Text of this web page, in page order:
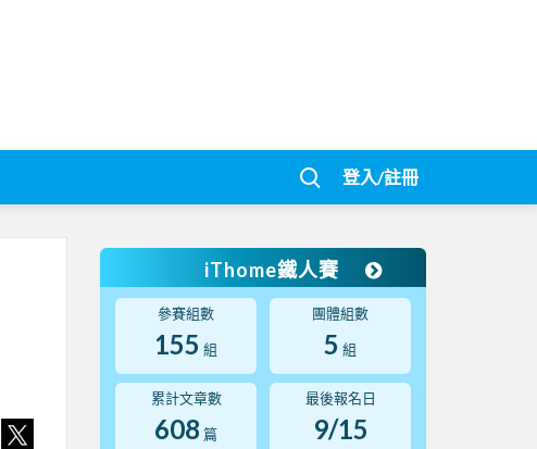
登入/註冊
iThome鐵人賽
參賽組數
155 組
團體組數
5 組
累計文章數
608 篇
最後報名日
9/15